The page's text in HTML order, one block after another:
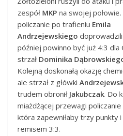
zespół MKP na swojej
policzanie po trafieniu Emila
Andrzejewskiego
później powinno być już 4:3 dla
strzał Dominika
Kolejną doskonałą okazję
ale strzał z główki
trudem obronił Jakubczak. Do
miażdżącej przewagi
która zapewniłaby trzy punkty i
remisem 3:3.